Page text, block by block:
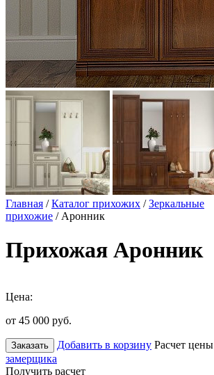
Главная /Каталог прихожих /Зеркальные
прихожие / Аронник
Прихожая Аронник
Цена:
от 45 000 руб.
Заказать Добавить в корзину Расчет цены
замерщика
Получить расчет